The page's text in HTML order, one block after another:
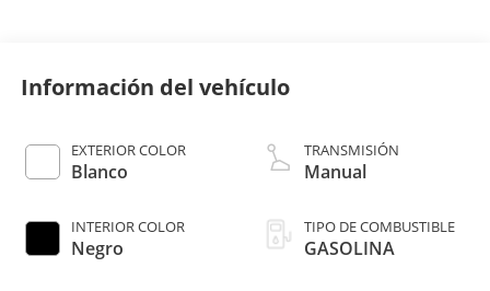
Información del vehículo
EXTERIOR COLOR
Blanco
INTERIOR COLOR
Negro
TRANSMISIÓN
Manual
TIPO DE COMBUSTIBLE
GASOLINA